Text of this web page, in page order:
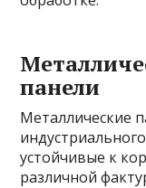
панели
Металлические
устойчивые к
различной